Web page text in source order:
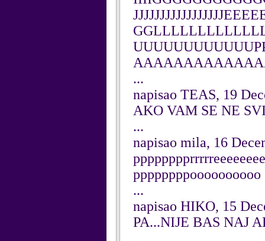
...
napisao TEAS, 19
AKO VAM SE NE
...
napisao mila, 16
ppppppppoooooooooo
...
napisao HIKO, 15
PA...NIJE BAS NAJ